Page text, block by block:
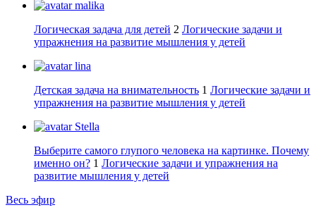
malika
Логическая задача для детей 2 Логические задачи и
упражнения на развитие мышления у детей
lina
Детская задача на внимательность 1 Логические задачи и
упражнения на развитие мышления у детей
Stella
Выберите самого глупого человека на картинке. Почему
именно он? 1 Логические задачи и упражнения на
развитие мышления у детей
Весь эфир